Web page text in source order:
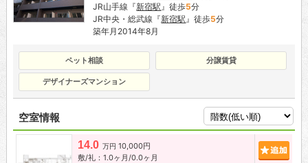
JR山手線『新宿駅 』徒歩5分
JR中央・総武線『新宿駅 』徒歩5分
築年月2014年8月
ペット相談 分譲賃貸
デザイナーズマンション
空室情報
14.0 万円 10,000円
敷/礼：1.0ヶ月/0.0ヶ月